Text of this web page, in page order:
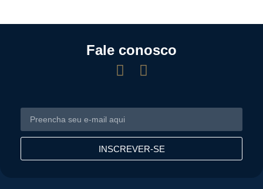
Fale conosco
INSCREVER-SE